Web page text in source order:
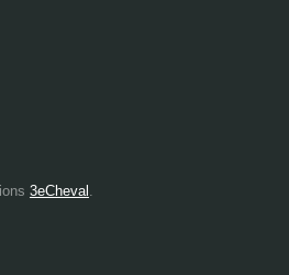
3eCheval .